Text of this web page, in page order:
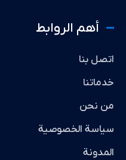
أهم الروابط
اتصل بنا
خدماتنا
من نحن
سياسة الخصوصية
المدونة